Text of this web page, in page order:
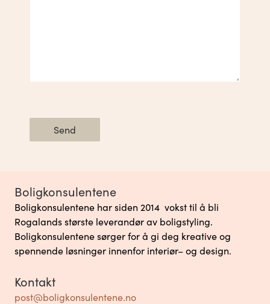
Send
Boligkonsulentene
Boligkonsulentene har siden 2014 vokst til å bli
Rogalands største leverandør av boligstyling.
Boligkonsulentene sørger for å gi deg kreative og
spennende løsninger innenfor interiør– og design.
Kontakt
post@boligkonsulentene.no